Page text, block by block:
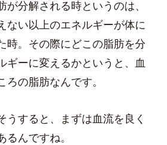
が分解される時というのは、
ない以上のエネルギーが体に
時。その際にどこの脂肪を分
ギーに変えるかというと、血
ろの脂肪なんです。
うすると、まずは血流を良く
んですね。